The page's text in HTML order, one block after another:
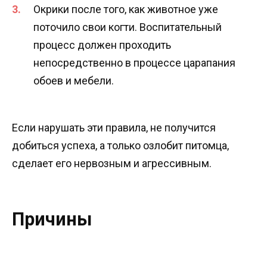
Окрики после того, как животное уже
поточило свои когти. Воспитательный
процесс должен проходить
непосредственно в процессе царапания
обоев и мебели.
Если нарушать эти правила, не получится
добиться успеха, а только озлобит питомца,
сделает его нервозным и агрессивным.
Причины